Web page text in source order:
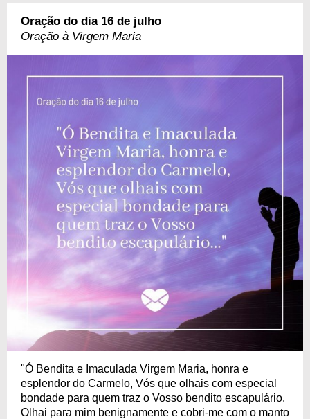
Oração do dia 16 de julho
Oração à Virgem Maria
"Ó Bendita e Imaculada Virgem Maria, honra e
esplendor do Carmelo, Vós que olhais com especial
bondade para quem traz o Vosso bendito escapulário.
Olhai para mim benignamente e cobri-me com o manto